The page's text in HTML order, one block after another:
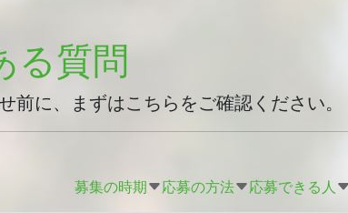
る質問
前に、まずはこちらをご確認ください。
募集の時期 応募の方法 応募できる人